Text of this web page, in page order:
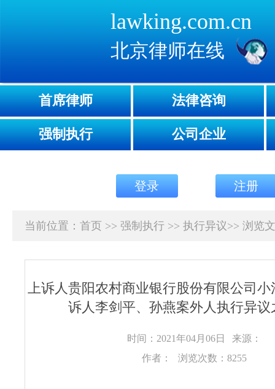
lawking.com.cn
北京律师在线
首席律师 法律咨询
强制执行 公司企业
登录 注册
当前位置： 首页 >> 强制执行 >> 执行异议>> 浏览
上诉人贵阳农村商业银行股份有限公司
诉人李剑平、孙燕案外人执行异议
时间：2021年04月06日
来源：
作者：
浏览次数：8255